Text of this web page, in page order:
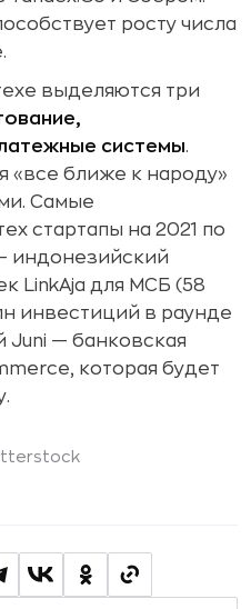
росту числа
выделяются три
системы.
«все ближе к народу»
Самые
стартапы на 2021 по
индонезийский
LinkAja для МСБ (58
инвестиций в раунде
Juni — банковская
которая будет